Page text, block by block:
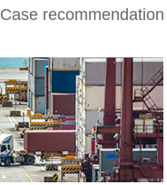
Case recommendation